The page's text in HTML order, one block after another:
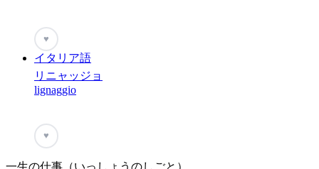
♥
イタリア語
リニャッジョ
lignaggio
♥
一生の仕事（いっしょうのしごと）